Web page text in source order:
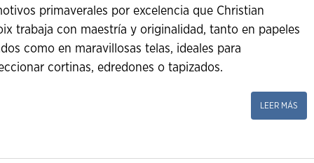
primaverales por excelencia que Christian
trabaja con maestría y originalidad, tanto en papeles
como en maravillosas telas, ideales para
cortinas, edredones o tapizados.
LEER MÁS
diseña y vende telas de
mobiliario y accesorios
La compañía está dirigida y
Desde el lanzamiento de
estilo de Christian Lacroix ha
colorido y
William Yeoward es una de
de las fuerzas creativas
diseñador de maravillosos
Como primer diseñador de
introdujo una distintiva
compromiso con la artesanía
The Royal Collection de telas
una exclusiva línea de
tapicerías, papeles pintados
John Derian Company Inc.